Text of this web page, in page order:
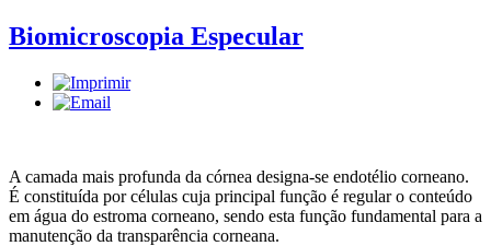
Biomicroscopia Especular
A camada mais profunda da córnea designa-se endotélio corneano.
É constituída por células cuja principal função é regular o conteúdo
em água do estroma corneano, sendo esta função fundamental para a
manutenção da transparência corneana.